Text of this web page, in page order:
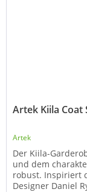
Artek Kiila Coat
Artek
Der Kiila-
und dem
robust. Inspiriert
Designer Daniel